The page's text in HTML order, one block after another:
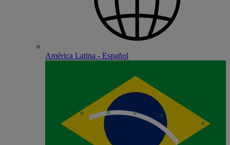
América Latina - Español